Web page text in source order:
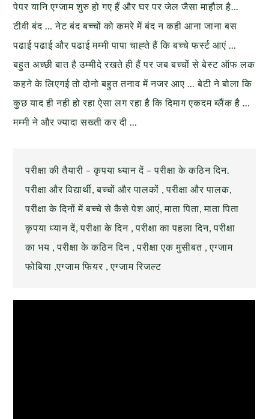
पेपर यानि एग्जाम शुरु हो गए हैं और घर पर जेल जैसा माहौल है…
टीवी बंद … नेट बंद बच्चों को कमरे में बंद न कही आना जाना बस
पढाई पढाई और पढाई मम्मी पापा चाह्ते हैं कि बच्चे फर्स्ट आएं …
बहुत अच्छी बात है उम्मीदे रखते ही हैं पर जब बच्चों से बेस्ट ऑफ लक
कहने के लिएगई तो दोनो बहुत तनाव में नजर आए … बेटी ने बोला कि
कुछ याद ही नही हो रहा ऐसा लग रहा है कि दिमाग एकदम ब्लैंक है …
मम्मी ने और ज्यादा सख्ती कर दी …
परीक्षा की तैयारी – कृपया ध्यान दें – परीक्षा के कठिन दिन.
परीक्षा और विद्यार्थी, बच्चों और पालकों , परीक्षा और पालक,
परीक्षा के दिनों में बच्चे से कैसे पेश आएं, माता पिता, माता पिता
कृपया ध्यान दें, परीक्षा के दिन , परीक्षा का पहला दिन, परीक्षा
का भय , परीक्षा के कठिन दिन , परीक्षा एक मुसीबत , एग्जाम
फोबिया ,एग्जाम फियर , एग्जाम रिजल्ट